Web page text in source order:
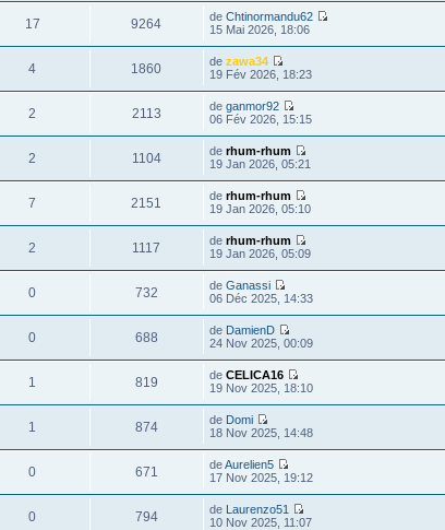
17 9264 deChtinormandu62
15 Mai 2026, 18:06
4 1860 dezawa34
19 Fév 2026, 18:23
2 2113 deganmor92
06 Fév 2026, 15:15
2 1104 derhum-rhum
19 Jan 2026, 05:21
7 2151 derhum-rhum
19 Jan 2026, 05:10
2 1117 derhum-rhum
19 Jan 2026, 05:09
0 732 deGanassi
06 Déc 2025, 14:33
0 688 de DamienD
24 Nov 2025, 00:09
1 819 deCELICA16
19 Nov 2025, 18:10
1 874 de Domi
18 Nov 2025, 14:48
0 671 deAurelien5
17 Nov 2025, 19:12
0 794 de Laurenzo51
10 Nov 2025, 11:07